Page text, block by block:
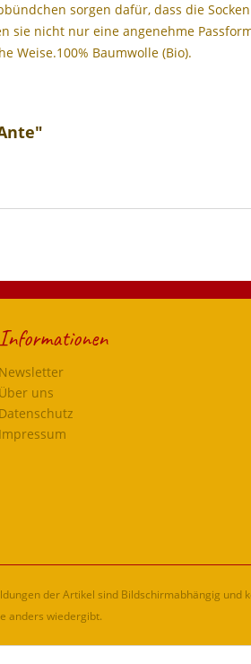
sorgen dafür, dass die
sie nicht nur eine angenehme
Weise.100% Baumwolle (Bio).
Informationen
Newsletter
Über uns
Datenschutz
Impressum
der Artikel sind Bildschirmabhängig und
anders wiedergibt.